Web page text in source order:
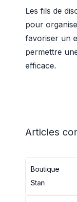
Les fils de
pour
favoriser un
permettre
efficace.
Articles
Boutique
Stan